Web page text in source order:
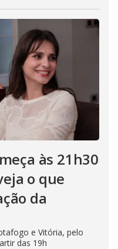
às 21h30
o que
da
e Vitória, pelo
das 19h